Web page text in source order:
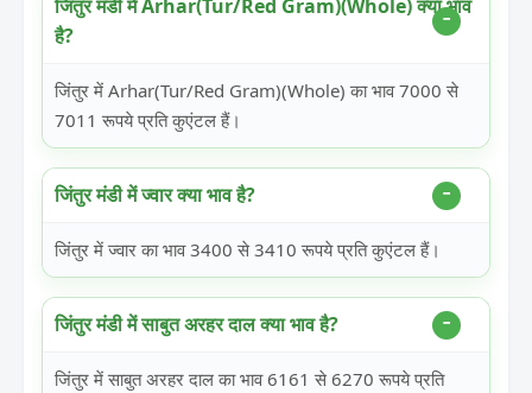
जिंतुर मंडी में Arhar(Tur/Red Gram)(Whole) क्या भाव
है?
जिंतुर में Arhar(Tur/Red Gram)(Whole) का भाव 7000 से
7011 रूपये प्रति कुएंटल हैं।
जिंतुर मंडी में ज्वार क्या भाव है?
जिंतुर में ज्वार का भाव 3400 से 3410 रूपये प्रति कुएंटल हैं।
जिंतुर मंडी में साबुत अरहर दाल क्या भाव है?
जिंतुर में साबुत अरहर दाल का भाव 6161 से 6270 रूपये प्रति